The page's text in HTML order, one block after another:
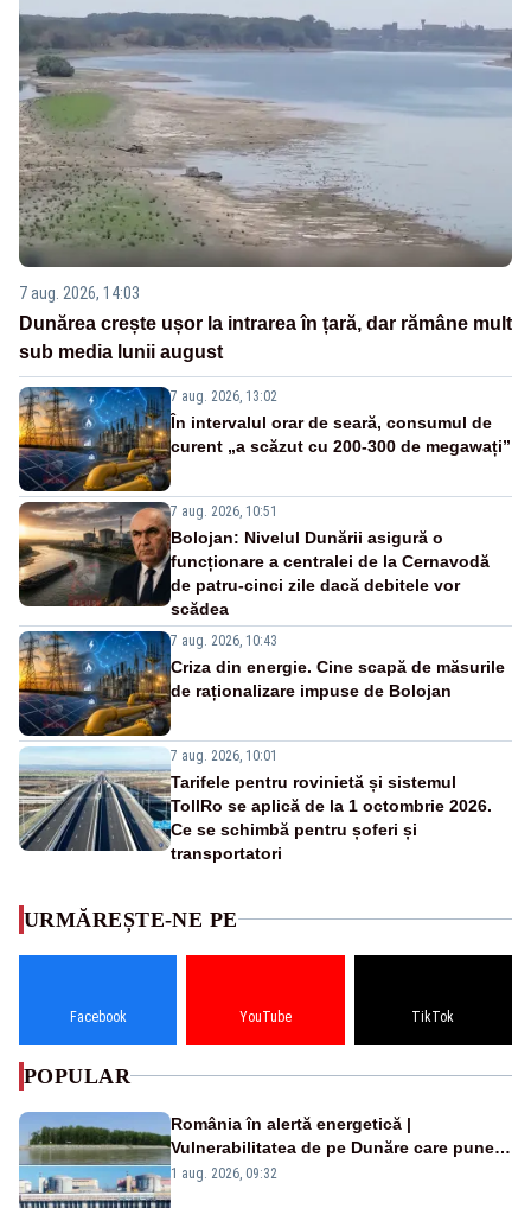
7 aug. 2026, 14:03
Dunărea crește ușor la intrarea în țară, dar rămâne mult
sub media lunii august
7 aug. 2026, 13:02
În intervalul orar de seară, consumul de
curent „a scăzut cu 200-300 de megawați”
7 aug. 2026, 10:51
Bolojan: Nivelul Dunării asigură o
funcționare a centralei de la Cernavodă
de patru-cinci zile dacă debitele vor
scădea
7 aug. 2026, 10:43
Criza din energie. Cine scapă de măsurile
de raționalizare impuse de Bolojan
7 aug. 2026, 10:01
Tarifele pentru rovinietă și sistemul
TollRo se aplică de la 1 octombrie 2026.
Ce se schimbă pentru șoferi și
transportatori
URMĂREȘTE-NE PE
Facebook YouTube TikTok
POPULAR
România în alertă energetică |
Vulnerabilitatea de pe Dunăre care pune
în pericol Centrala Cernavodă era
1 aug. 2026, 09:32